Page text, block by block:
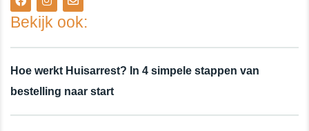
Bekijk ook:
Hoe werkt Huisarrest? In 4 simpele stappen van
bestelling naar start